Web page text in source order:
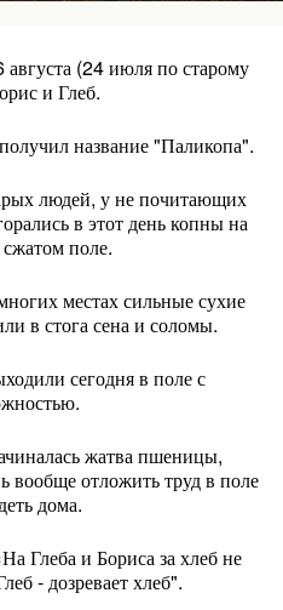
(24 июля по старому
и Глеб.
название "Паликопа".
людей, у не почитающих
в этот день копны на
сжатом поле.
местах сильные сухие
в стога сена и соломы.
сегодня в поле с
жатва пшеницы,
вообще отложить труд в поле
дома.
Глеба и Бориса за хлеб не
- дозревает хлеб".